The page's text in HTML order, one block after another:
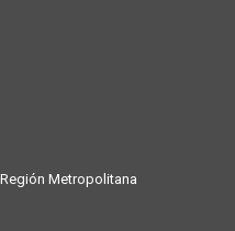
Metropolitana